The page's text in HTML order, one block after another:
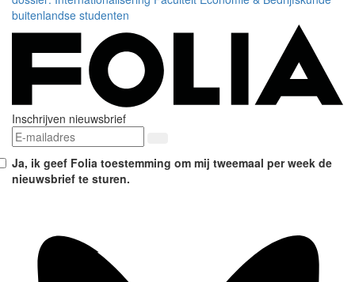
buitenlandse studenten
Inschrijven nieuwsbrief
Ja, ik geef Folia toestemming om mij tweemaal per week de
nieuwsbrief te sturen.